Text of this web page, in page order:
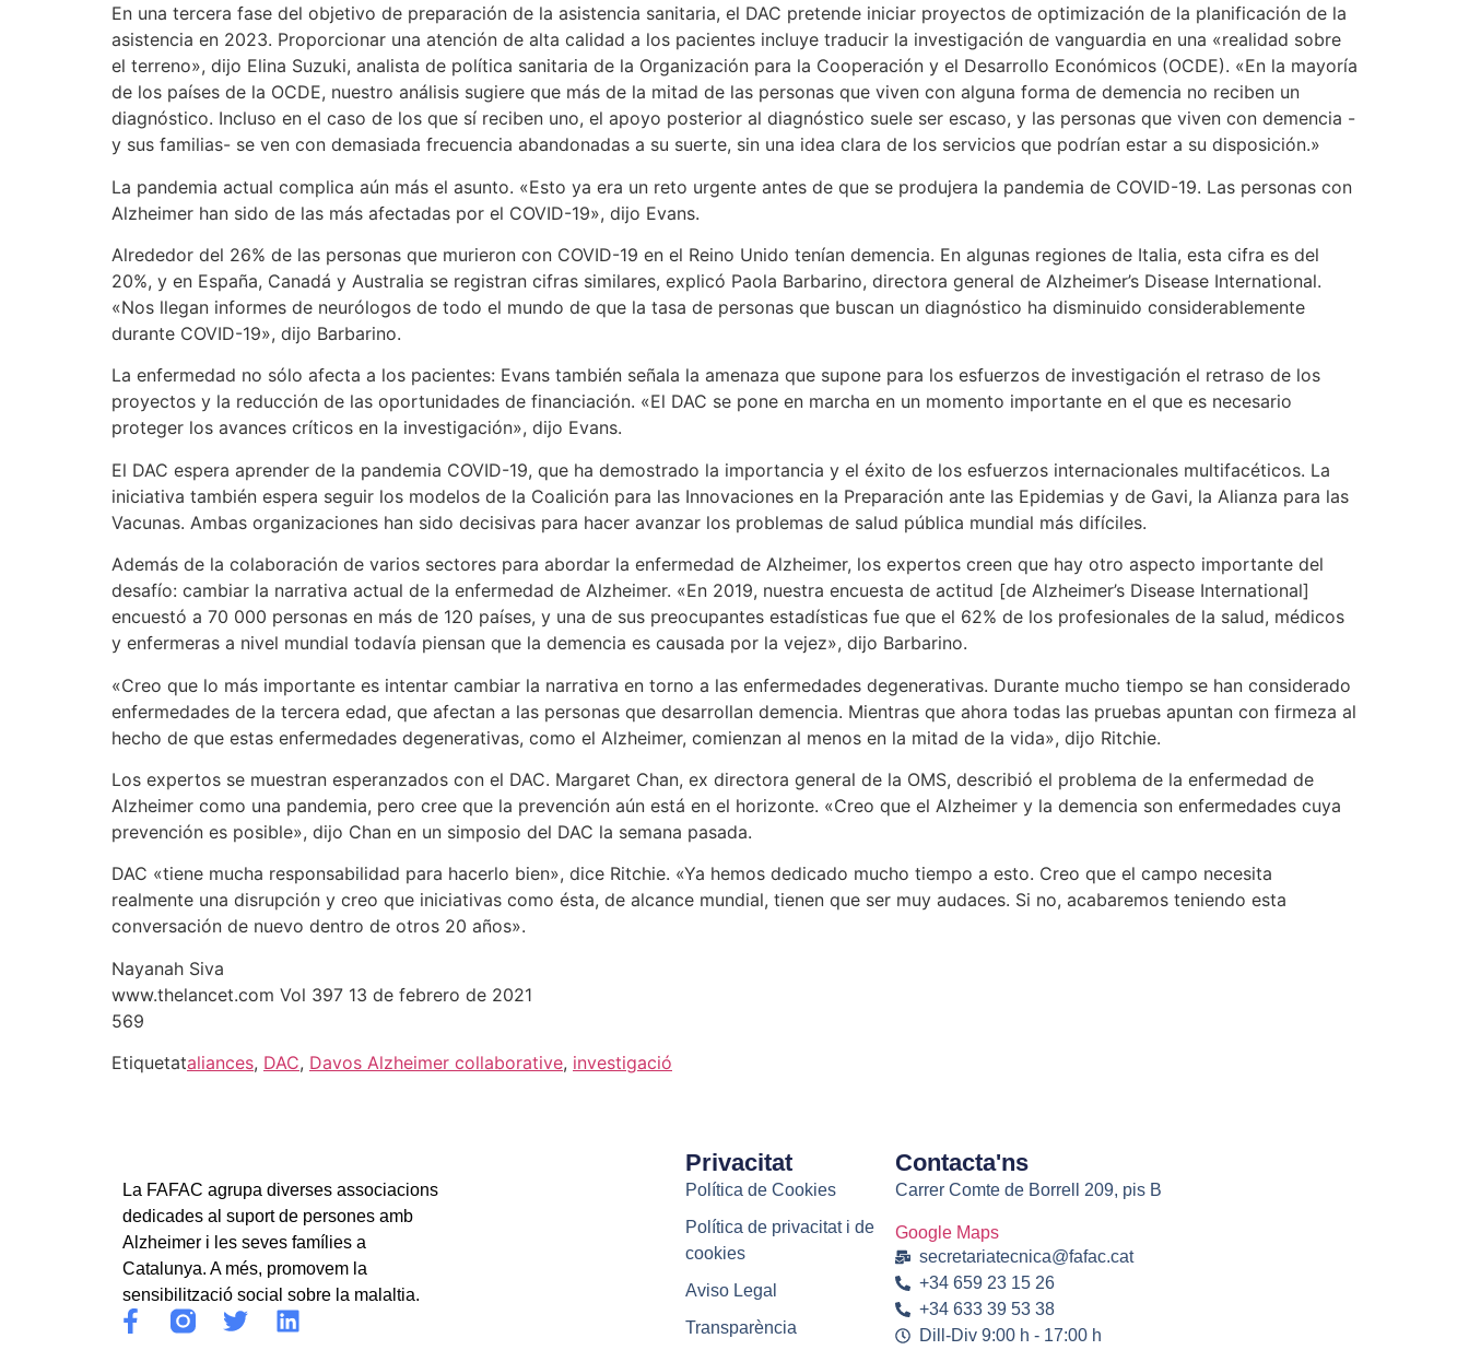
En una tercera fase del objetivo de preparación de la asistencia sanitaria, el DAC pretende iniciar proyectos de optimización de la planificación de la
asistencia en 2023. Proporcionar una atención de alta calidad a los pacientes incluye traducir la investigación de vanguardia en una «realidad sobre
el terreno», dijo Elina Suzuki, analista de política sanitaria de la Organización para la Cooperación y el Desarrollo Económicos (OCDE). «En la mayoría
de los países de la OCDE, nuestro análisis sugiere que más de la mitad de las personas que viven con alguna forma de demencia no reciben un
diagnóstico. Incluso en el caso de los que sí reciben uno, el apoyo posterior al diagnóstico suele ser escaso, y las personas que viven con demencia -
y sus familias- se ven con demasiada frecuencia abandonadas a su suerte, sin una idea clara de los servicios que podrían estar a su disposición.»
La pandemia actual complica aún más el asunto. «Esto ya era un reto urgente antes de que se produjera la pandemia de COVID-19. Las personas con
Alzheimer han sido de las más afectadas por el COVID-19», dijo Evans.
Alrededor del 26% de las personas que murieron con COVID-19 en el Reino Unido tenían demencia. En algunas regiones de Italia, esta cifra es del
20%, y en España, Canadá y Australia se registran cifras similares, explicó Paola Barbarino, directora general de Alzheimer’s Disease International.
«Nos llegan informes de neurólogos de todo el mundo de que la tasa de personas que buscan un diagnóstico ha disminuido considerablemente
durante COVID-19», dijo Barbarino.
La enfermedad no sólo afecta a los pacientes: Evans también señala la amenaza que supone para los esfuerzos de investigación el retraso de los
proyectos y la reducción de las oportunidades de financiación. «El DAC se pone en marcha en un momento importante en el que es necesario
proteger los avances críticos en la investigación», dijo Evans.
El DAC espera aprender de la pandemia COVID-19, que ha demostrado la importancia y el éxito de los esfuerzos internacionales multifacéticos. La
iniciativa también espera seguir los modelos de la Coalición para las Innovaciones en la Preparación ante las Epidemias y de Gavi, la Alianza para las
Vacunas. Ambas organizaciones han sido decisivas para hacer avanzar los problemas de salud pública mundial más difíciles.
Además de la colaboración de varios sectores para abordar la enfermedad de Alzheimer, los expertos creen que hay otro aspecto importante del
desafío: cambiar la narrativa actual de la enfermedad de Alzheimer. «En 2019, nuestra encuesta de actitud [de Alzheimer’s Disease International]
encuestó a 70 000 personas en más de 120 países, y una de sus preocupantes estadísticas fue que el 62% de los profesionales de la salud, médicos
y enfermeras a nivel mundial todavía piensan que la demencia es causada por la vejez», dijo Barbarino.
«Creo que lo más importante es intentar cambiar la narrativa en torno a las enfermedades degenerativas. Durante mucho tiempo se han considerado
enfermedades de la tercera edad, que afectan a las personas que desarrollan demencia. Mientras que ahora todas las pruebas apuntan con firmeza al
hecho de que estas enfermedades degenerativas, como el Alzheimer, comienzan al menos en la mitad de la vida», dijo Ritchie.
Los expertos se muestran esperanzados con el DAC. Margaret Chan, ex directora general de la OMS, describió el problema de la enfermedad de
Alzheimer como una pandemia, pero cree que la prevención aún está en el horizonte. «Creo que el Alzheimer y la demencia son enfermedades cuya
prevención es posible», dijo Chan en un simposio del DAC la semana pasada.
DAC «tiene mucha responsabilidad para hacerlo bien», dice Ritchie. «Ya hemos dedicado mucho tiempo a esto. Creo que el campo necesita
realmente una disrupción y creo que iniciativas como ésta, de alcance mundial, tienen que ser muy audaces. Si no, acabaremos teniendo esta
conversación de nuevo dentro de otros 20 años».
Nayanah Siva
www.thelancet.com Vol 397 13 de febrero de 2021
569
Etiquetataliances, DAC, Davos Alzheimer collaborative, investigació
La FAFAC agrupa diverses associacions
dedicades al suport de persones amb
Alzheimer i les seves famílies a
Catalunya. A més, promovem la
sensibilització social sobre la malaltia.
Privacitat
Política de Cookies
Política de privacitat i de
cookies
Aviso Legal
Transparència
Contacta'ns
Carrer Comte de Borrell 209, pis B
Google Maps
secretariatecnica@fafac.cat
+34 659 23 15 26
+34 633 39 53 38
Dill-Div 9:00 h - 17:00 h